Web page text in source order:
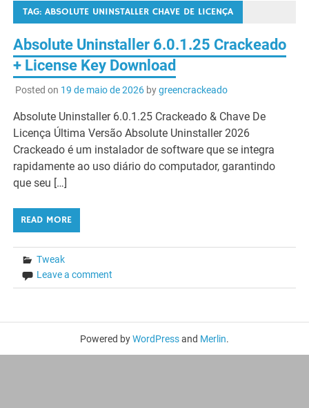
TAG:ABSOLUTE UNINSTALLER CHAVE DE LICENÇA
Absolute Uninstaller 6.0.1.25 Crackeado
+ License Key Download
Posted on 19 de maio de 2026bygreencrackeado
Absolute Uninstaller 6.0.1.25 Crackeado & Chave De
Licença Última Versão Absolute Uninstaller 2026
Crackeado é um instalador de software que se integra
rapidamente ao uso diário do computador, garantindo
que seu […]
READ MORE
Tweak
Leave a comment
Powered byWordPressand Merlin.